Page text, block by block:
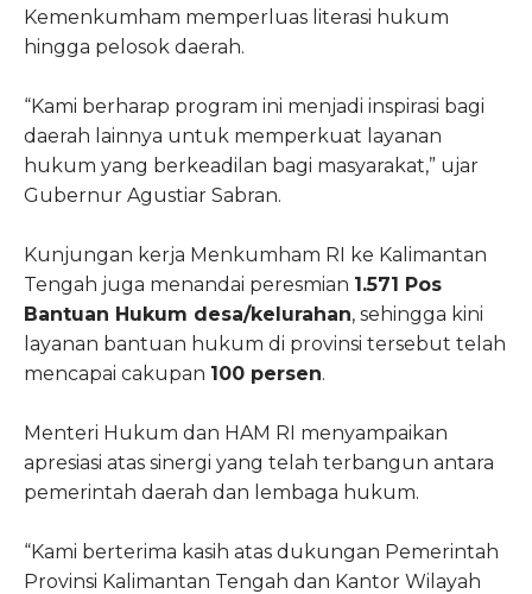
Kemenkumham memperluas literasi hukum
hingga pelosok daerah.
“Kami berharap program ini menjadi inspirasi bagi
daerah lainnya untuk memperkuat layanan
hukum yang berkeadilan bagi masyarakat,” ujar
Gubernur Agustiar Sabran.
Kunjungan kerja Menkumham RI ke Kalimantan
Tengah juga menandai peresmian 1.571 Pos
Bantuan Hukum desa/kelurahan, sehingga kini
layanan bantuan hukum di provinsi tersebut telah
mencapai cakupan 100 persen.
Menteri Hukum dan HAM RI menyampaikan
apresiasi atas sinergi yang telah terbangun antara
pemerintah daerah dan lembaga hukum.
“Kami berterima kasih atas dukungan Pemerintah
Provinsi Kalimantan Tengah dan Kantor Wilayah